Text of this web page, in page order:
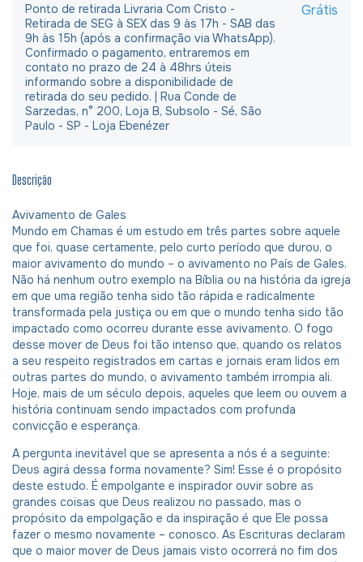
Ponto de retirada Livraria Com Cristo -
Retirada de SEG à SEX das 9 às 17h - SAB das
9h às 15h (após a confirmação via WhatsApp).
Confirmado o pagamento, entraremos em
contato no prazo de 24 à 48hrs úteis
informando sobre a disponibilidade de
retirada do seu pedido. | Rua Conde de
Sarzedas, n° 200, Loja B, Subsolo - Sé, São
Paulo - SP - Loja Ebenézer
Grátis
Descrição
Avivamento de Gales
Mundo em Chamas é um estudo em três partes sobre aquele
que foi, quase certamente, pelo curto período que durou, o
maior avivamento do mundo – o avivamento no País de Gales.
Não há nenhum outro exemplo na Bíblia ou na história da igreja
em que uma região tenha sido tão rápida e radicalmente
transformada pela justiça ou em que o mundo tenha sido tão
impactado como ocorreu durante esse avivamento. O fogo
desse mover de Deus foi tão intenso que, quando os relatos
a seu respeito registrados em cartas e jornais eram lidos em
outras partes do mundo, o avivamento também irrompia ali.
Hoje, mais de um século depois, aqueles que leem ou ouvem a
história continuam sendo impactados com profunda
convicção e esperança.
A pergunta inevitável que se apresenta a nós é a seguinte:
Deus agirá dessa forma novamente? Sim! Esse é o propósito
deste estudo. É empolgante e inspirador ouvir sobre as
grandes coisas que Deus realizou no passado, mas o
propósito da empolgação e da inspiração é que Ele possa
fazer o mesmo novamente – conosco. As Escrituras declaram
que o maior mover de Deus jamais visto ocorrerá no fim dos